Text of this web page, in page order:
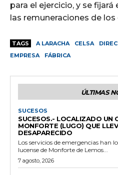
para el ejercicio, y se
las remuneraciones de
TAGS A LARACHA CELSA
EMPRESA
FÁBRICA
ÚLTIMAS
SUCESOS
SUCESOS.- LOCALIZADO UN
MONFORTE (LUGO) QUE
DESAPARECIDO
Los servicios de emergencias han
lucense de Monforte de Lemos...
7 agosto, 2026